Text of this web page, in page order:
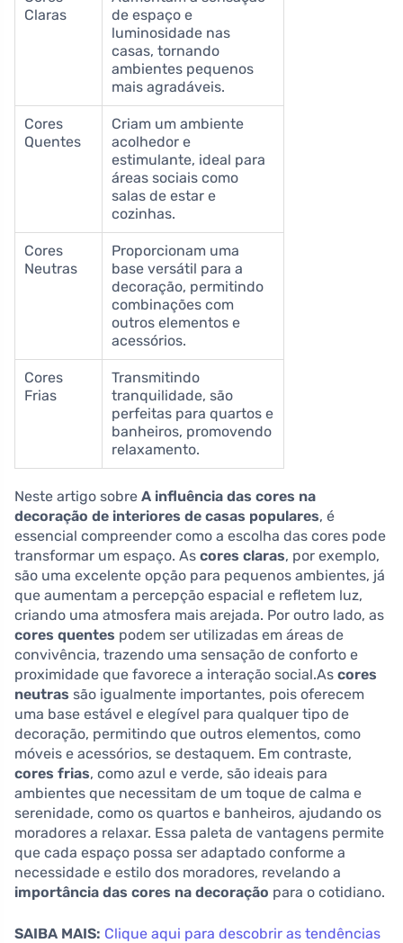
Claras
de espaço e
luminosidade nas
casas, tornando
ambientes pequenos
mais agradáveis.
Cores
Quentes
Criam um ambiente
acolhedor e
estimulante, ideal para
áreas sociais como
salas de estar e
cozinhas.
Cores
Neutras
Proporcionam uma
base versátil para a
decoração, permitindo
combinações com
outros elementos e
acessórios.
Cores
Frias
Transmitindo
tranquilidade, são
perfeitas para quartos e
banheiros, promovendo
relaxamento.
Neste artigo sobre A influência das cores na
decoração de interiores de casas populares, é
essencial compreender como a escolha das cores pode
transformar um espaço. As cores claras, por exemplo,
são uma excelente opção para pequenos ambientes, já
que aumentam a percepção espacial e refletem luz,
criando uma atmosfera mais arejada. Por outro lado, as
cores quentes podem ser utilizadas em áreas de
convivência, trazendo uma sensação de conforto e
proximidade que favorece a interação social.As cores
neutras são igualmente importantes, pois oferecem
uma base estável e elegível para qualquer tipo de
decoração, permitindo que outros elementos, como
móveis e acessórios, se destaquem. Em contraste,
cores frias, como azul e verde, são ideais para
ambientes que necessitam de um toque de calma e
serenidade, como os quartos e banheiros, ajudando os
moradores a relaxar. Essa paleta de vantagens permite
que cada espaço possa ser adaptado conforme a
necessidade e estilo dos moradores, revelando a
importância das cores na decoração para o cotidiano.
SAIBA MAIS: Clique aqui para descobrir as tendências